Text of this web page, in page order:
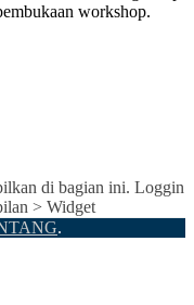
workshop.
di bagian ini. Loggin
> Widget
.